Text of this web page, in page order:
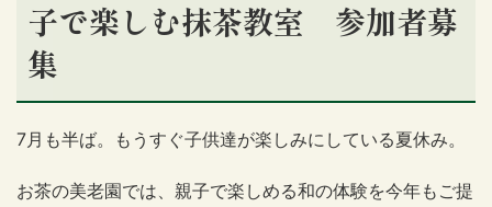
子で楽しむ抹茶教室 参加者募
集
7月も半ば。もうすぐ子供達が楽しみにしている夏休み。
お茶の美老園では、親子で楽しめる和の体験を今年もご提